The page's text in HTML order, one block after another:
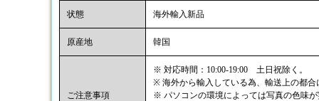
状態 海外輸入新品
原産地 韓国
ご注意事項
※ 対応時間：10:00-19:00 土日祝除く。
※ 海外から輸入している為、輸送上の都
※ パソコンの環境によっては写真の色味